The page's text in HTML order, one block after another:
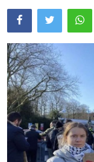
Inisiatif
Sorotan Berita
Bahasa